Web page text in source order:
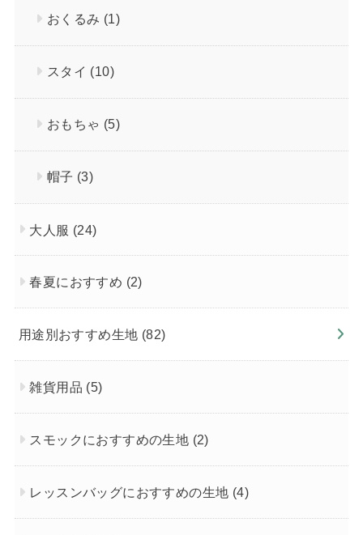
おくるみ (1)
スタイ (10)
おもちゃ (5)
帽子 (3)
大人服 (24)
春夏におすすめ (2)
用途別おすすめ生地 (82)
雑貨用品 (5)
スモックにおすすめの生地 (2)
レッスンバッグにおすすめの生地 (4)